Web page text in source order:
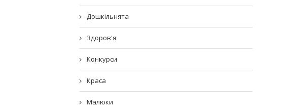
Дошкільнята
Здоров'я
Конкурси
Краса
Малюки